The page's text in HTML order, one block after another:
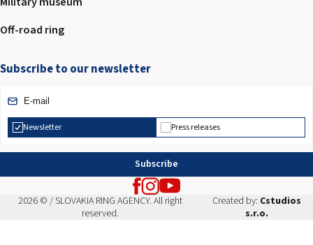
Off-road ring
Subscribe to our newsletter
Newsletter Press releases
Subscribe
2026 © / SLOVAKIA RING AGENCY. All right
reserved.
Created by: Cstudios
s.r.o.